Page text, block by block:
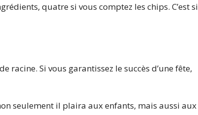
quatre si vous comptez les chips. C’est si
Si vous garantissez le succès d’une fête,
seulement il plaira aux enfants, mais aussi aux